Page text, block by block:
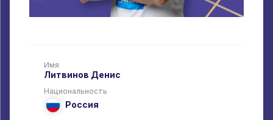
Имя
Литвинов Денис
Национальность
Россия